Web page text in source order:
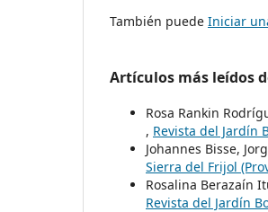
También puede Iniciar
Artículos más leídos
Rosa Rankin
, Revista del Jardín
Johannes Bisse,
Sierra del Frijol
Rosalina Berazaín
Revista del Jardín